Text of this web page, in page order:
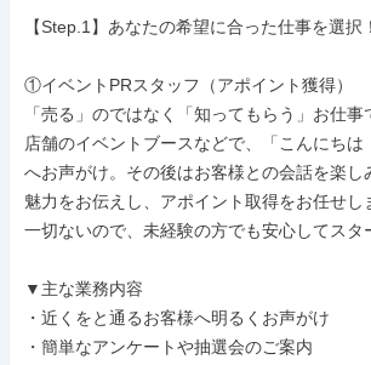
【Step.1】あなたの希望に合った仕事を選択！
①イベントPRスタッフ（アポイント獲得）
「売る」のではなく「知ってもらう」お仕事
店舗のイベントブースなどで、「こんにちは
へお声がけ。その後はお客様との会話を楽し
魅力をお伝えし、アポイント取得をお任せし
一切ないので、未経験の方でも安心してス
▼主な業務内容
・近くをと通るお客様へ明るくお声がけ
・簡単なアンケートや抽選会のご案内